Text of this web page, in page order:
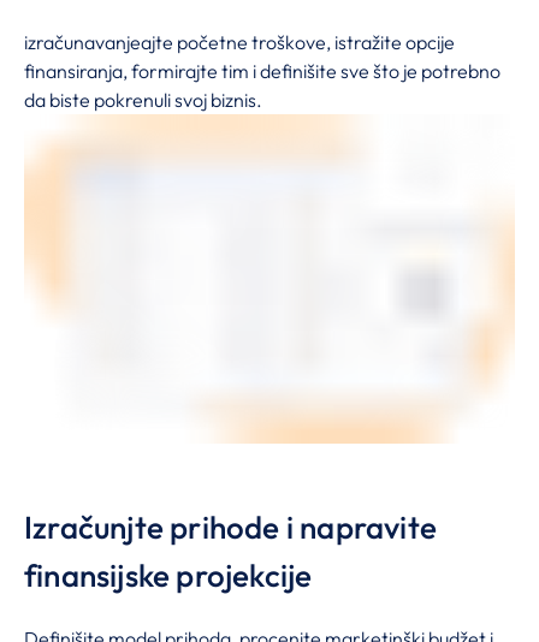
izračunavanjeajte početne troškove, istražite opcije
finansiranja, formirajte tim i definišite sve što je potrebno
da biste pokrenuli svoj biznis.
Izračunjte prihode i napravite
finansijske projekcije